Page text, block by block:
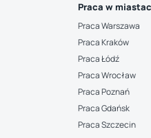
Praca w
Praca Warszawa
Praca Kraków
Praca Łódź
Praca Wrocław
Praca Poznań
Praca Gdańsk
Praca Szczecin